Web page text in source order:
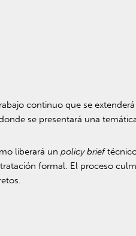
continuo que se
se presentará una
liberará unpolicy brief
formal. El proceso